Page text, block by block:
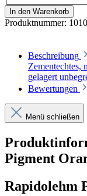
In den Warenkorb
Produktnummer:
Beschreibung
Zementechtes,
gelagert
Bewertungen
Menü schließen
Pigment
Rapidolehm